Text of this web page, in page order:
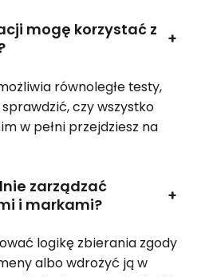
mogę korzystać z +
równoległe testy,
czy wszystko
w pełni przejdziesz na
zarządzać
i markami?
+
logikę zbierania zgody
albo wdrożyć ją w